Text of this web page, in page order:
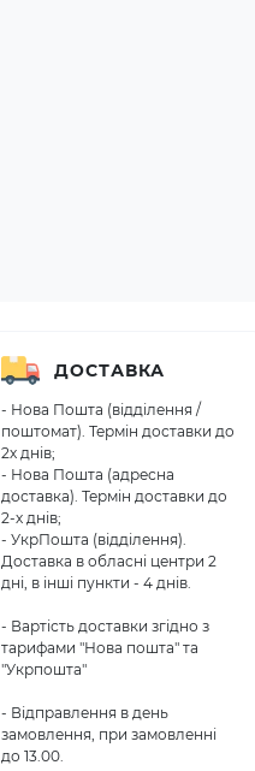
ДОСТАВКА
- Нова Пошта (відділення /
поштомат). Термін доставки до
2х днів;
- Нова Пошта (адресна
доставка). Термін доставки до
2-х днів;
- УкрПошта (відділення).
Доставка в обласні центри 2
дні, в інші пункти - 4 днів.
- Вартість доставки згідно з
тарифами "Нова пошта" та
"Укрпошта"
- Відправлення в день
замовлення, при замовленні
до 13.00.